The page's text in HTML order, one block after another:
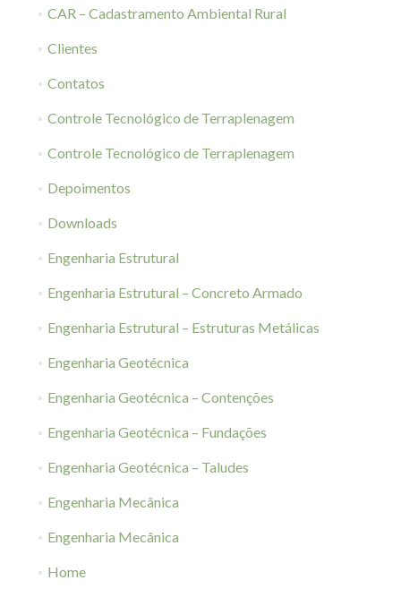
CAR – Cadastramento Ambiental Rural
Clientes
Contatos
Controle Tecnológico de Terraplenagem
Controle Tecnológico de Terraplenagem
Depoimentos
Downloads
Engenharia Estrutural
Engenharia Estrutural – Concreto Armado
Engenharia Estrutural – Estruturas Metálicas
Engenharia Geotécnica
Engenharia Geotécnica – Contenções
Engenharia Geotécnica – Fundações
Engenharia Geotécnica – Taludes
Engenharia Mecânica
Engenharia Mecânica
Home